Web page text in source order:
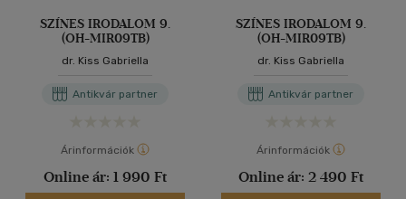
SZÍNES IRODALOM 9.
(OH-MIR09TB)
dr. Kiss Gabriella
Antikvár partner
Árinformációk
Online ár: 1 990 Ft
SZÍNES IRODALOM 9.
(OH-MIR09TB)
dr. Kiss Gabriella
Antikvár partner
Árinformációk
Online ár: 2 490 Ft